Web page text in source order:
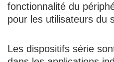
fonctionnalité du
pour les utilisateurs du
Les dispositifs série